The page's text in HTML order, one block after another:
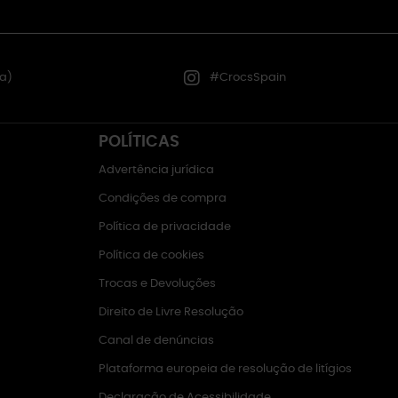
#CrocsSpain
POLÍTICAS
Advertência jurídica
Condições de compra
Política de privacidade
Política de cookies
Trocas e Devoluções
Direito de Livre Resolução
Canal de denúncias
Plataforma europeia de resolução de litígios